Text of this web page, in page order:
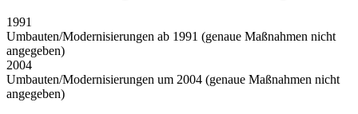
1991
Umbauten/Modernisierungen ab 1991 (genaue Maßnahmen nicht
angegeben)
2004
Umbauten/Modernisierungen um 2004 (genaue Maßnahmen nicht
angegeben)